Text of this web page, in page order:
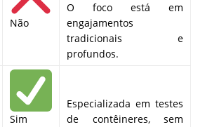
Não
O foco está em
engajamentos
tradicionais e
profundos.
Sim
Especializada em testes
de contêineres, sem